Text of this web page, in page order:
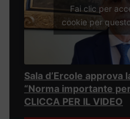
Fai clic per
cookie per
Sala d’Ercole
“Norma importante
CLICCA PER IL VIDEO